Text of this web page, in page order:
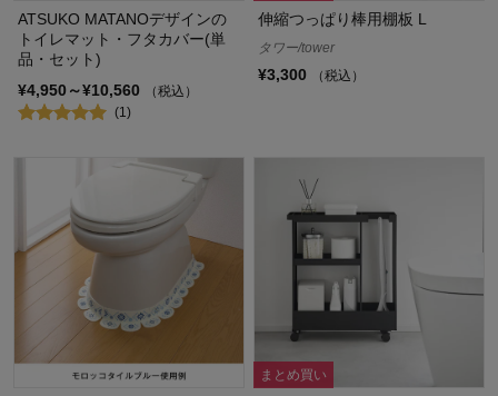
ATSUKO MATANOデザインの
トイレマット・フタカバー(単
品・セット)
¥4,950～¥10,560
（税込）
(1)
伸縮つっぱり棒用棚板 L
タワー/tower
¥3,300 （税込）
まとめ買い